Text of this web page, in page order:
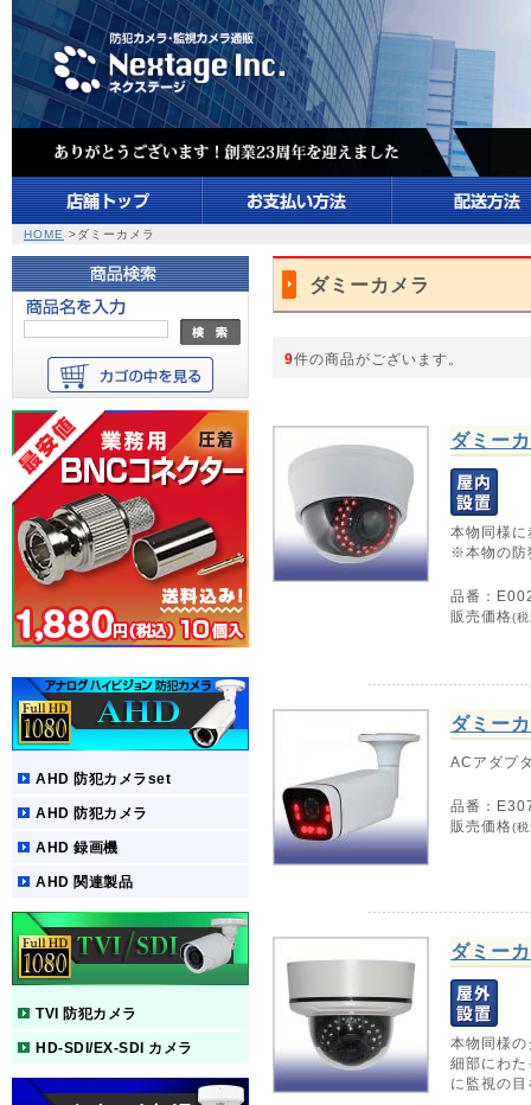
HOME >ダミーカメラ
AHD 防犯カメラset
AHD 防犯カメラ
AHD 録画機
AHD 関連製品
TVI 防犯カメラ
HD-SDI/EX-SDI カメラ
ダミーカメラ
9件の商品がございます。
ダミー
本物同様
※本物の防
品番：
販売価格(
ダミー
ACアダプ
品番：
販売価格(
ダミー
本物同様
細部にわ
に監視の